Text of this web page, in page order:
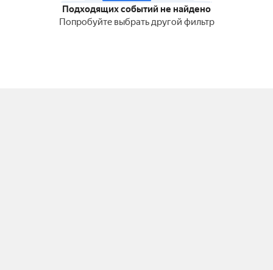
Подходящих событий не найдено
Попробуйте выбрать другой фильтр